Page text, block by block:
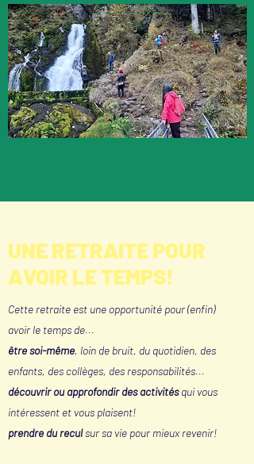
UNE RETRAITE POUR
AVOIR LE TEMPS!
Cette retraite est une opportunité pour (enfin)
avoir le temps de...
être soi-même, loin de bruit, du quotidien, des
enfants, des collèges, des responsabilités...
découvrir ou approfondir des activitésqui vous
intéressent et vous plaisent!
prendre du reculsur sa vie pour mieux revenir!